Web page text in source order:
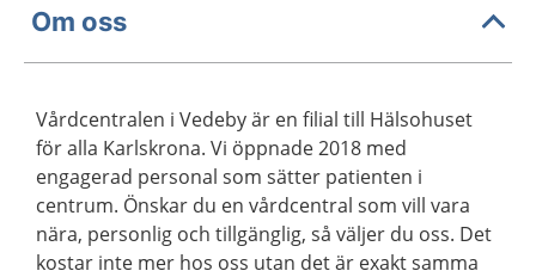
Om oss
Vårdcentralen i Vedeby är en filial till Hälsohuset
för alla Karlskrona. Vi öppnade 2018 med
engagerad personal som sätter patienten i
centrum. Önskar du en vårdcentral som vill vara
nära, personlig och tillgänglig, så väljer du oss. Det
kostar inte mer hos oss utan det är exakt samma